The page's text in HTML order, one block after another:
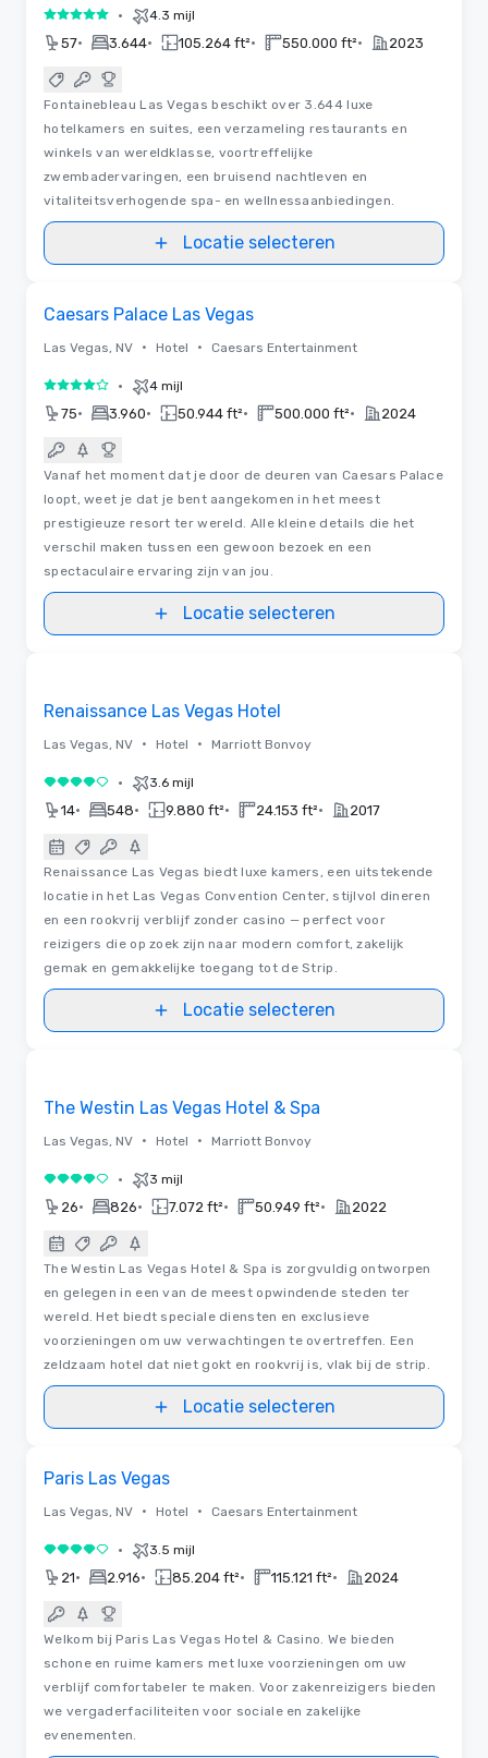
5 van 5 • 4.3 mijl
57• 3.644• 105.264 ft²• 550.000 ft²• 2023
Fontainebleau Las Vegas beschikt over 3.644 luxe
hotelkamers en suites, een verzameling restaurants en
winkels van wereldklasse, voortreffelijke
zwembadervaringen, een bruisend nachtleven en
vitaliteitsverhogende spa- en wellnessaanbiedingen.
Locatie selecteren
Caesars Palace Las Vegas
Las Vegas, NV • Hotel • Caesars Entertainment
4 van 5 • 4 mijl
75• 3.960• 50.944 ft²• 500.000 ft²• 2024
Vanaf het moment dat je door de deuren van Caesars Palace
loopt, weet je dat je bent aangekomen in het meest
prestigieuze resort ter wereld. Alle kleine details die het
verschil maken tussen een gewoon bezoek en een
spectaculaire ervaring zijn van jou.
Locatie selecteren
Renaissance Las Vegas Hotel
Las Vegas, NV • Hotel • Marriott Bonvoy
4 van 5 • 3.6 mijl
14• 548• 9.880 ft²• 24.153 ft²• 2017
Renaissance Las Vegas biedt luxe kamers, een uitstekende
locatie in het Las Vegas Convention Center, stijlvol dineren
en een rookvrij verblijf zonder casino — perfect voor
reizigers die op zoek zijn naar modern comfort, zakelijk
gemak en gemakkelijke toegang tot de Strip.
Locatie selecteren
The Westin Las Vegas Hotel & Spa
Las Vegas, NV • Hotel • Marriott Bonvoy
4 van 5 • 3 mijl
26• 826• 7.072 ft²• 50.949 ft²• 2022
The Westin Las Vegas Hotel & Spa is zorgvuldig ontworpen
en gelegen in een van de meest opwindende steden ter
wereld. Het biedt speciale diensten en exclusieve
voorzieningen om uw verwachtingen te overtreffen. Een
zeldzaam hotel dat niet gokt en rookvrij is, vlak bij de strip.
Locatie selecteren
Paris Las Vegas
Las Vegas, NV • Hotel • Caesars Entertainment
4 van 5 • 3.5 mijl
21• 2.916• 85.204 ft²• 115.121 ft²• 2024
Welkom bij Paris Las Vegas Hotel & Casino. We bieden
schone en ruime kamers met luxe voorzieningen om uw
verblijf comfortabeler te maken. Voor zakenreizigers bieden
we vergaderfaciliteiten voor sociale en zakelijke
evenementen.